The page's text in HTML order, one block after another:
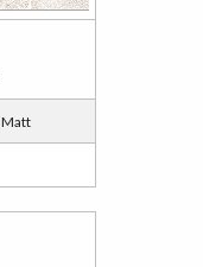
Matt